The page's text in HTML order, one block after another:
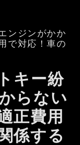
ンジンがかか
で対応！車の
キー紛
らない
正費用
係する